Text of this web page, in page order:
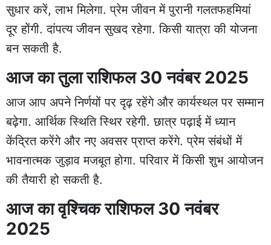
सुधार करें, लाभ मिलेगा. प्रेम जीवन में पुरानी गलतफहमियां
दूर होंगी. दांपत्य जीवन सुखद रहेगा. किसी यात्रा की योजना
बन सकती है.
आज का तुला राशिफल 30 नवंबर 2025
आज आप अपने निर्णयों पर दृढ़ रहेंगे और कार्यस्थल पर सम्मान
बढ़ेगा. आर्थिक स्थिति स्थिर रहेगी. छात्र पढ़ाई में ध्यान
केंद्रित करेंगे और नए अवसर प्राप्त करेंगे. प्रेम संबंधों में
भावनात्मक जुड़ाव मजबूत होगा. परिवार में किसी शुभ आयोजन
की तैयारी हो सकती है.
आज का वृश्चिक राशिफल 30 नवंबर
2025